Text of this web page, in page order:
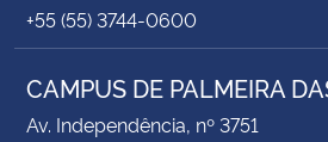
+55 (55) 3744-0600
CAMPUS DE PALMEIRA
Av. Independência, nº 3751